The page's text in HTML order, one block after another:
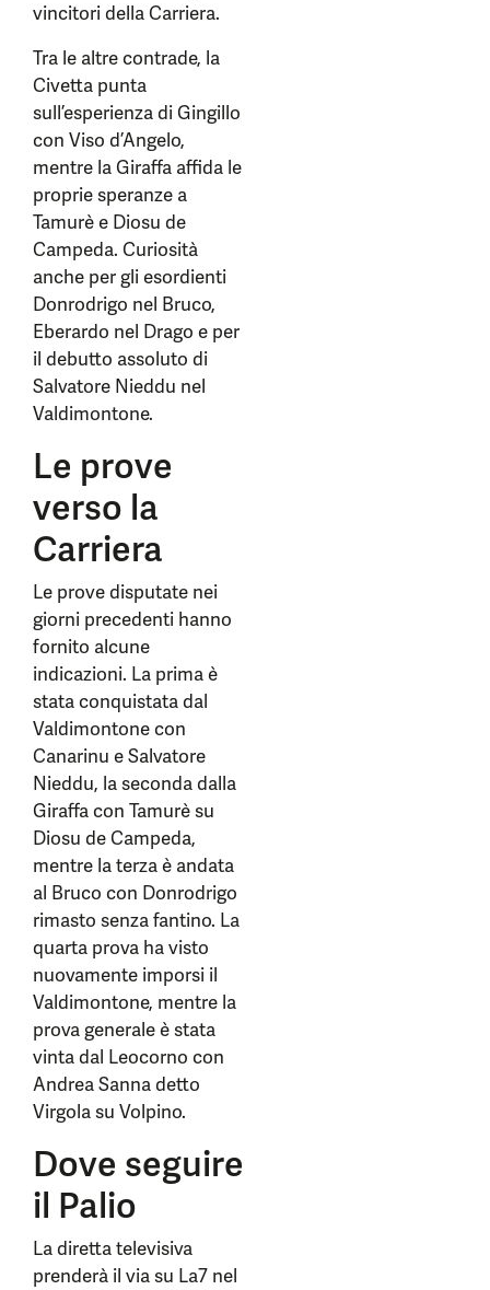
vincitori della Carriera.
Tra le altre contrade, la
Civetta punta
sull’esperienza di Gingillo
con Viso d’Angelo,
mentre la Giraffa affida le
proprie speranze a
Tamurè e Diosu de
Campeda. Curiosità
anche per gli esordienti
Donrodrigo nel Bruco,
Eberardo nel Drago e per
il debutto assoluto di
Salvatore Nieddu nel
Valdimontone.
Le prove
verso la
Carriera
Le prove disputate nei
giorni precedenti hanno
fornito alcune
indicazioni. La prima è
stata conquistata dal
Valdimontone con
Canarinu e Salvatore
Nieddu, la seconda dalla
Giraffa con Tamurè su
Diosu de Campeda,
mentre la terza è andata
al Bruco con Donrodrigo
rimasto senza fantino. La
quarta prova ha visto
nuovamente imporsi il
Valdimontone, mentre la
prova generale è stata
vinta dal Leocorno con
Andrea Sanna detto
Virgola su Volpino.
Dove seguire
il Palio
La diretta televisiva
prenderà il via su La7 nel